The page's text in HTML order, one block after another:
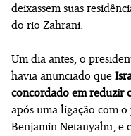
deixassem suas
do rio Zahrani.
Um dia antes, o
havia anunciado que
concordado em reduzir
após uma ligação com
Benjamin Netanyahu, e